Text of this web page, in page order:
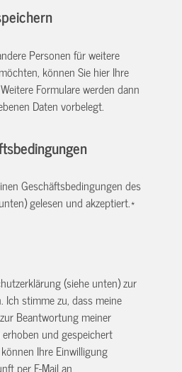
Personen für weitere
können Sie hier Ihre
Formulare werden dann
Daten vorbelegt.
Geschäftsbedingungen des
gelesen und akzeptiert.*
(siehe unten) zur
Ich stimme zu, dass meine
Beantwortung meiner
und gespeichert
Ihre Einwilligung
per E-Mail an